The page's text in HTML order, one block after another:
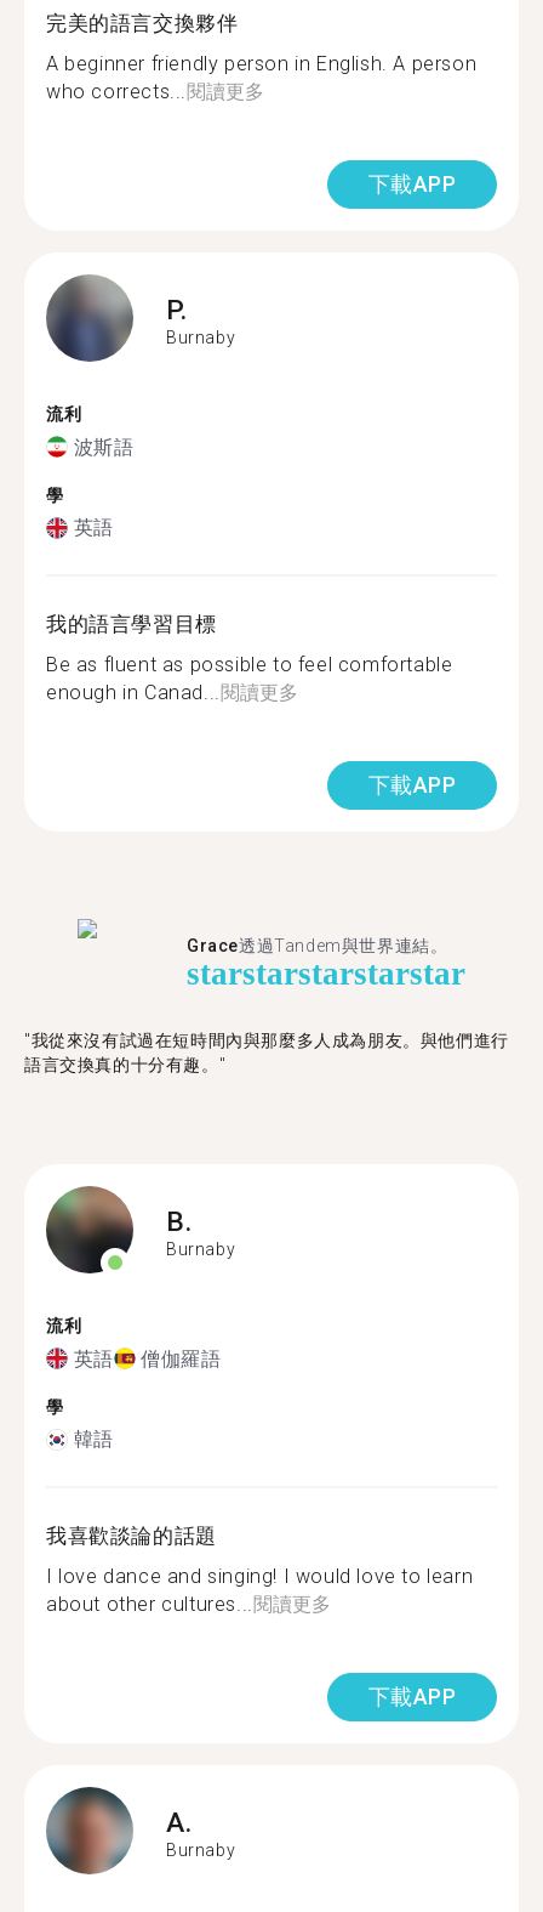
完美的語言交換夥伴
A beginner friendly person in English. A person
who corrects...閱讀更多
下載APP
P.
Burnaby
流利
波斯語
學
英語
我的語言學習目標
Be as fluent as possible to feel comfortable
enough in Canad...閱讀更多
下載APP
Grace透過Tandem與世界連結。
starstarstarstarstar
"我從來沒有試過在短時間內與那麼多人成為朋友。與他們進行
語言交換真的十分有趣。"
B.
Burnaby
流利
英語 僧伽羅語
學
韓語
我喜歡談論的話題
I love dance and singing! I would love to learn
about other cultures...閱讀更多
下載APP
A.
Burnaby